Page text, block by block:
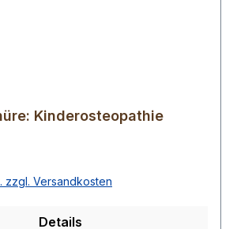
Kinderosteopathie
zzgl. Versandkosten
Details